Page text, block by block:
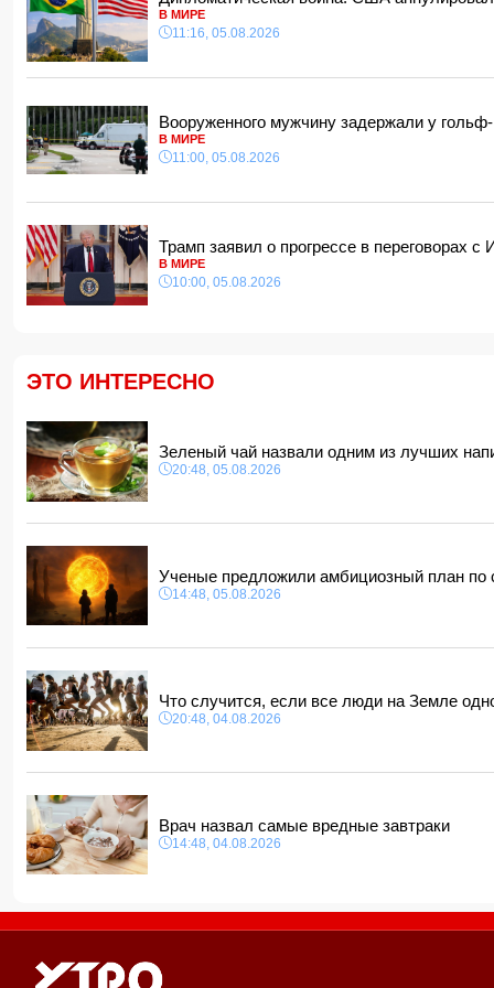
В МИРЕ
11:16, 05.08.2026
Вооруженного мужчину задержали у
В МИРЕ
11:00, 05.08.2026
Трамп заявил о прогрессе в переговорах
В МИРЕ
10:00, 05.08.2026
ЭТО ИНТЕРЕСНО
Зеленый чай назвали одним из лучших
20:48, 05.08.2026
Ученые предложили амбициозный план
14:48, 05.08.2026
Что случится, если все люди на Земле
20:48, 04.08.2026
Врач назвал самые вредные завтраки
14:48, 04.08.2026